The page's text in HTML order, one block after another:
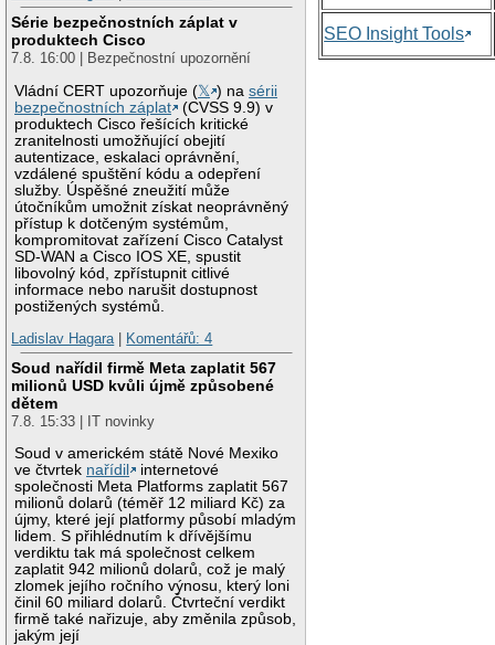
Série bezpečnostních záplat v
produktech Cisco
7.8. 16:00 | Bezpečnostní upozornění
Vládní CERT upozorňuje (𝕏 ) nasérii
bezpečnostních záplat
(CVSS 9.9) v
produktech Cisco řešících kritické
zranitelnosti umožňující obejití
autentizace, eskalaci oprávnění,
vzdálené spuštění kódu a odepření
služby. Úspěšné zneužití může
útočníkům umožnit získat neoprávněný
přístup k dotčeným systémům,
kompromitovat zařízení Cisco Catalyst
SD-WAN a Cisco IOS XE, spustit
libovolný kód, zpřístupnit citlivé
informace nebo narušit dostupnost
postižených systémů.
Ladislav Hagara| Komentářů: 4
Soud nařídil firmě Meta zaplatit 567
milionů USD kvůli újmě způsobené
dětem
7.8. 15:33 | IT novinky
Soud v americkém státě Nové Mexiko
ve čtvrtek nařídil
internetové
společnosti Meta Platforms zaplatit 567
milionů dolarů (téměř 12 miliard Kč) za
újmy, které její platformy působí mladým
lidem. S přihlédnutím k dřívějšímu
verdiktu tak má společnost celkem
zaplatit 942 milionů dolarů, což je malý
zlomek jejího ročního výnosu, který loni
činil 60 miliard dolarů. Čtvrteční verdikt
firmě také nařizuje, aby změnila způsob,
jakým její
SEO Insight Tools